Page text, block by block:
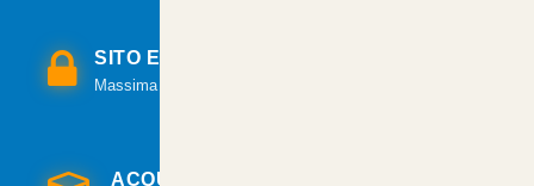
SITO E PAGAMENTI SICURI
Massima sicurezza per tutte le modalità di pagamento.
ACQUISTO GARANTITO